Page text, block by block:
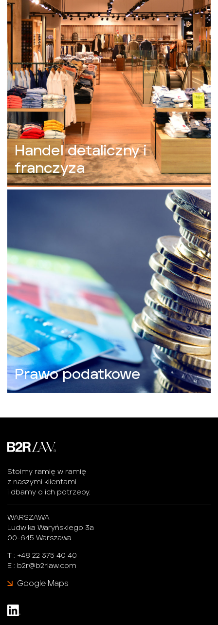
Handel detaliczny i
franczyza
Prawo podatkowe
Stoimy ramię w ramię
z naszymi klientami
i dbamy o ich potrzeby.
WARSZAWA
Ludwika Waryńskiego 3a
00-645 Warszawa
T : +48 22 375 40 40
E : b2r@b2rlaw.com
Google Maps